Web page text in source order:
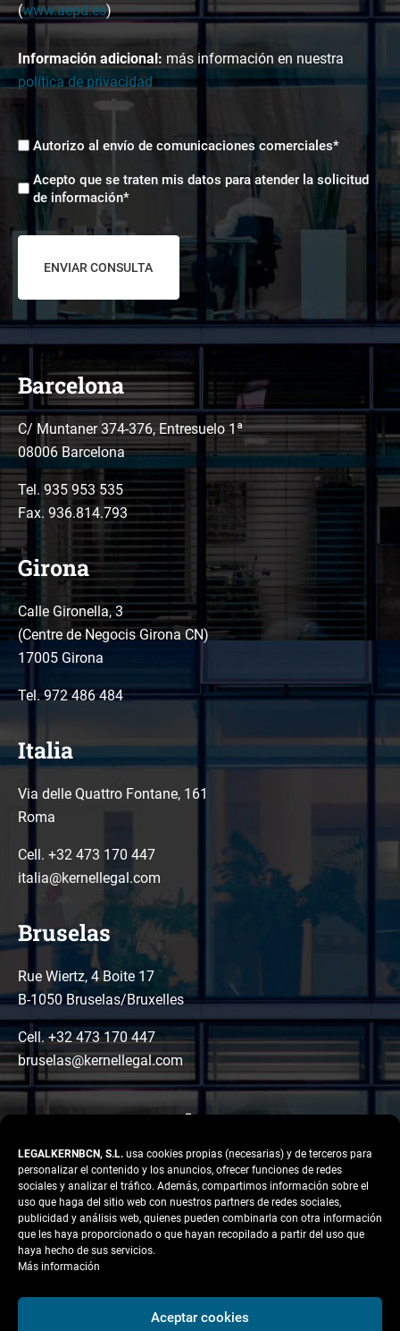
LEGALKERNBCN, S.L. usa cookies propias (necesarias) y de terceros para
personalizar el contenido y los anuncios, ofrecer funciones de redes
sociales y analizar el tráfico. Además, compartimos información sobre el
uso que haga del sitio web con nuestros partners de redes sociales,
publicidad y análisis web, quienes pueden combinarla con otra información
que les haya proporcionado o que hayan recopilado a partir del uso que
haya hecho de sus servicios.
Más información
Aceptar cookies
(www.aepd.es)
Información adicional: más información en nuestra
política de privacidad
Envíos
Autorizo al envío de comunicaciones comerciales*
Aceptación
tratamiento
datos
Acepto que se traten mis datos para atender la solicitud
de información*
Barcelona
C/ Muntaner 374-376, Entresuelo 1ª
08006 Barcelona
Tel. 935 953 535
Fax. 936.814.793
Girona
Calle Gironella, 3
(Centre de Negocis Girona CN)
17005 Girona
Tel.972 486 484
Italia
Via delle Quattro Fontane, 161
Roma
Cell. +32 473 170 447
italia@kernellegal.com
Bruselas
Rue Wiertz, 4 Boite 17
B-1050 Bruselas/Bruxelles
Cell. +32 473 170 447
bruselas@kernellegal.com
LinkedIn
Instagram
Facebook
Copyright © 2026 Kernel